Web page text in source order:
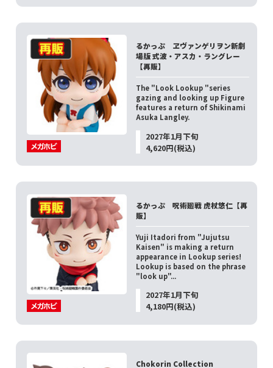
るかっぷ ヱヴァンゲリヲン新劇
場版 式波・アスカ・ラングレー
【再販】
The "Look Lookup "series
gazing and looking up Figure
features a return of Shikinami
Asuka Langley.
2027年1月下旬
4,620円(税込)
るかっぷ 呪術廻戦 虎杖悠仁【再
販】
Yuji Itadori from "Jujutsu
Kaisen" is making a return
appearance in Lookup series!
Lookup is based on the phrase
"look up"...
2027年1月下旬
4,180円(税込)
Chokorin Collection